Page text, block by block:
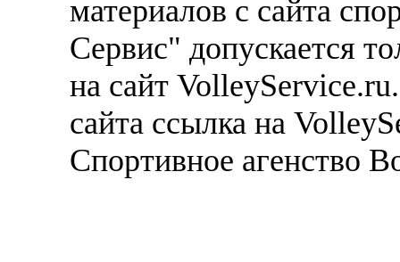
материалов с сайта
Сервис" допускается
на сайт
сайта ссылка на
Спортивное агенство